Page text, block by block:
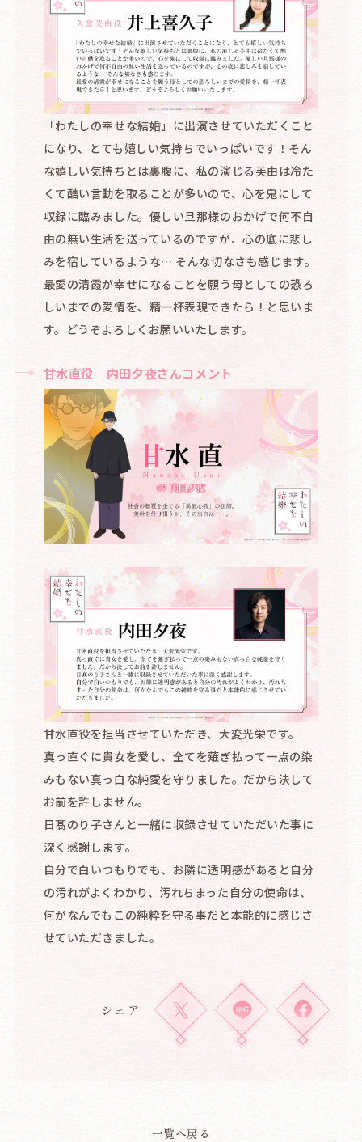
「わたしの幸せな結婚」に出演させていただくこと
になり、とても嬉しい気持ちでいっぱいです！そん
な嬉しい気持ちとは裏腹に、私の演じる芙由は冷た
くて酷い言動を取ることが多いので、心を鬼にして
収録に臨みました。優しい旦那様のおかげで何不自
由の無い生活を送っているのですが、心の底に悲し
みを宿しているような… そんな切なさも感じます。
最愛の清霞が幸せになることを願う母としての恐ろ
しいまでの愛情を、精一杯表現できたら！と思いま
す。どうぞよろしくお願いいたします。
甘水直役 内田夕夜さんコメント
甘水直役を担当させていただき、大変光栄です。
真っ直ぐに貴女を愛し、全てを薙ぎ払って一点の染
みもない真っ白な純愛を守りました。だから決して
お前を許しません。
日髙のり子さんと一緒に収録させていただいた事に
深く感謝します。
自分で白いつもりでも、お隣に透明感があると自分
の汚れがよくわかり、汚れちまった自分の使命は、
何がなんでもこの純粋を守る事だと本能的に感じさ
せていただきました。
シェア
一覧へ戻る